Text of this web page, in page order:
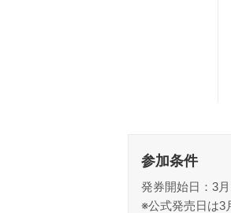
参加条件
発券開始日：3月
※公式発売日は3